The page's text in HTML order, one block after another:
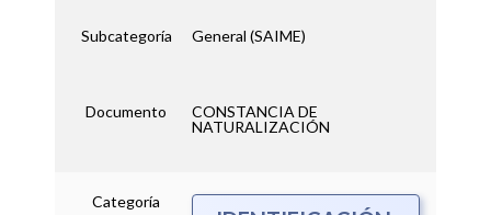
Subcategoría General (SAIME)
Documento
CONSTANCIA DE
NATURALIZACIÓN
Categoría